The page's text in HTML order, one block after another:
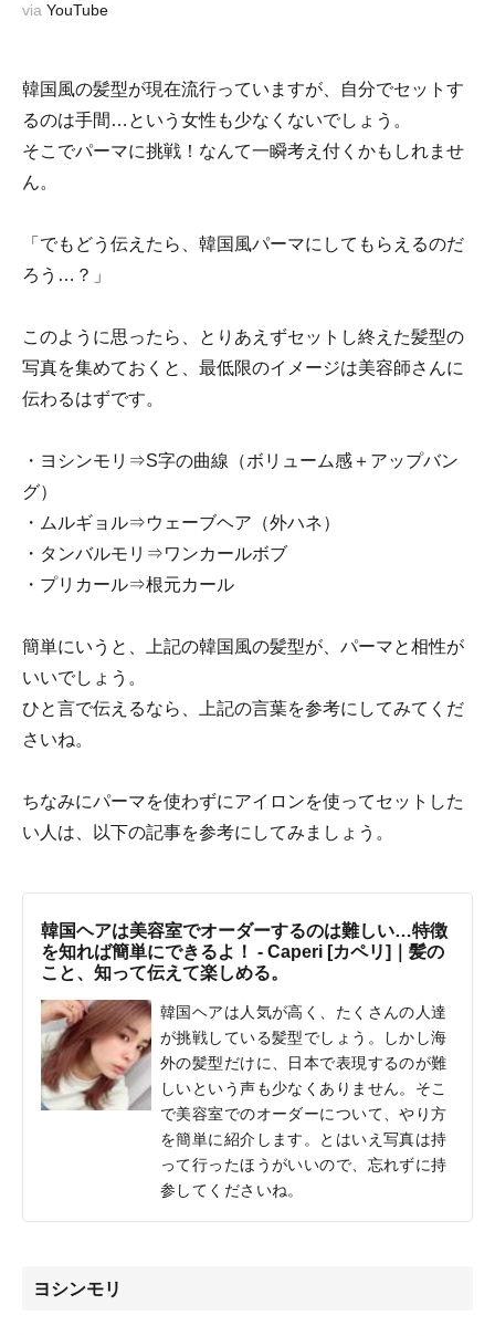
via YouTube
韓国風の髪型が現在流行っていますが、自分でセットす
るのは手間…という女性も少なくないでしょう。
そこでパーマに挑戦！なんて一瞬考え付くかもしれませ
ん。
「でもどう伝えたら、韓国風パーマにしてもらえるのだ
ろう…？」
このように思ったら、とりあえずセットし終えた髪型の
写真を集めておくと、最低限のイメージは美容師さんに
伝わるはずです。
・ヨシンモリ⇒S字の曲線（ボリューム感＋アップバン
グ）
・ムルギョル⇒ウェーブヘア（外ハネ）
・タンバルモリ⇒ワンカールボブ
・プリカール⇒根元カール
簡単にいうと、上記の韓国風の髪型が、パーマと相性が
いいでしょう。
ひと言で伝えるなら、上記の言葉を参考にしてみてくだ
さいね。
ちなみにパーマを使わずにアイロンを使ってセットした
い人は、以下の記事を参考にしてみましょう。
韓国ヘアは美容室でオーダーするのは難しい…特徴
を知れば簡単にできるよ！ - Caperi [カペリ]｜髪の
こと、知って伝えて楽しめる。
韓国ヘアは人気が高く、たくさんの人達
が挑戦している髪型でしょう。しかし海
外の髪型だけに、日本で表現するのが難
しいという声も少なくありません。そこ
で美容室でのオーダーについて、やり方
を簡単に紹介します。とはいえ写真は持
って行ったほうがいいので、忘れずに持
参してくださいね。
ヨシンモリ